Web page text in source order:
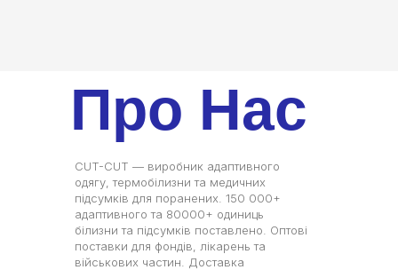
Про Нас
CUT-CUT — виробник адаптивного
одягу, термобілизни та медичних
підсумків для поранених. 150 000+
адаптивного та 80000+ одиниць
білизни та підсумків поставлено. Оптові
поставки для фондів, лікарень та
військових частин. Доставка